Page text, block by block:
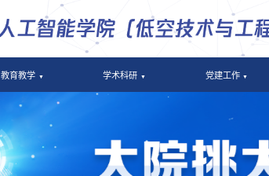
教育教学 学术科研 党建工作